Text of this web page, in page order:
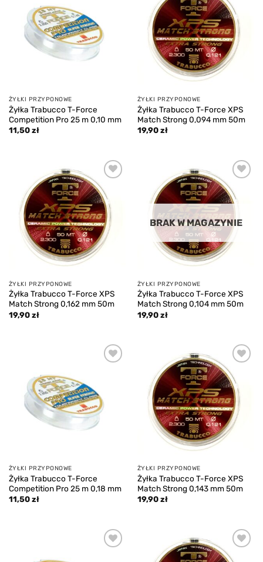
ŻYŁKI PRZYPONOWE
Żyłka Trabucco T-Force
Competition Pro 25 m 0,10 mm
11,50zł
Add to
wishlist
ŻYŁKI PRZYPONOWE
Żyłka Trabucco T-Force XPS
Match Strong 0,094 mm 50m
19,90zł
Add to
wishlist
ŻYŁKI PRZYPONOWE
Żyłka Trabucco T-Force XPS
Match Strong 0,162 mm 50m
19,90zł
Add to
wishlist
BRAK W MAGAZYNIE
ŻYŁKI PRZYPONOWE
Żyłka Trabucco T-Force XPS
Match Strong 0,104 mm 50m
19,90zł
ŻYŁKI PRZYPONOWE
Żyłka Trabucco T-Force
Competition Pro 25 m 0,18 mm
11,50zł
Add to
wishlist
ŻYŁKI PRZYPONOWE
Żyłka Trabucco T-Force XPS
Match Strong 0,143 mm 50m
19,90zł
Add to